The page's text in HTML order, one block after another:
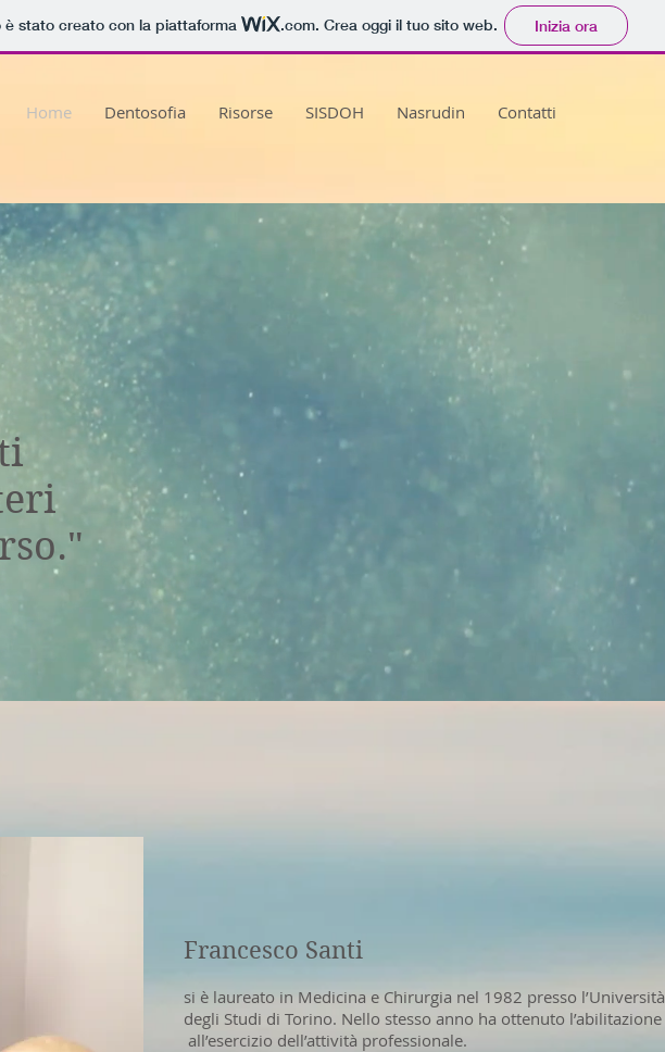
è stato creato con la piattaforma .com. Crea oggi il tuo sito web. Inizia ora
Home Dentosofia Risorse SISDOH Nasrudin Contatti
Francesco Santi
si è laureato in Medicina e Chirurgia nel 1982 presso l’Università
degli Studi di Torino. Nello stesso anno ha ottenuto l’abilitazione
all’esercizio dell’attività professionale.